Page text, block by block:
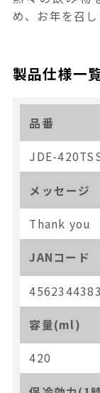
め、お年を召
製品仕様一
品番
JDE-
メッセージ
Thank you
JANコード
容量(ml)
420